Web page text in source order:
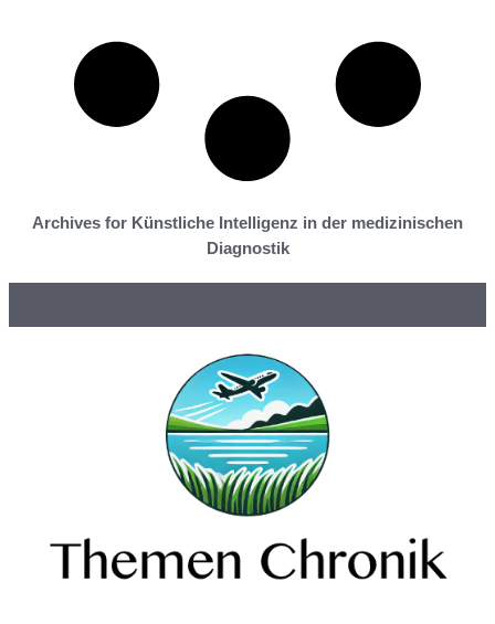
Archives for Künstliche Intelligenz in der medizinischen
Diagnostik